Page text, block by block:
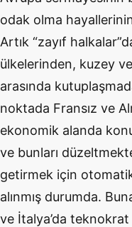
odak olma
Artık “zayıf
ülkelerinden, kuzey
arasında
noktada Fransız ve
ekonomik alanda
ve bunları
getirmek için otomatik
alınmış durumda.
ve İtalya’da